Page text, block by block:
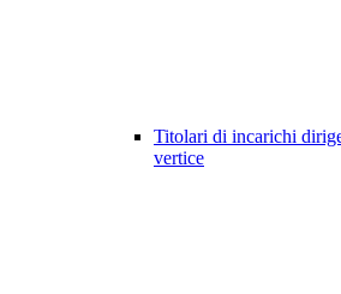
Titolari di incarichi
vertice